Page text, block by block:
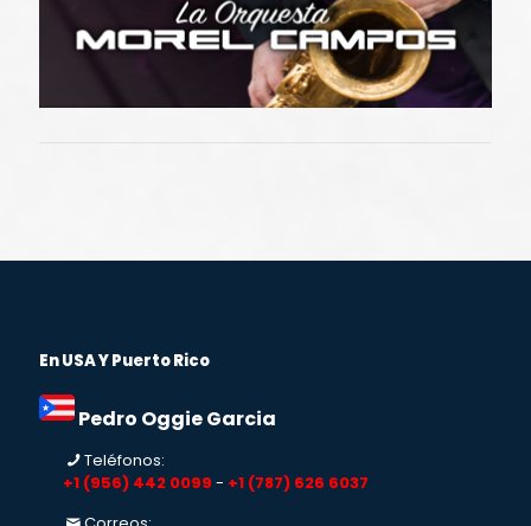
En USA Y Puerto Rico
Pedro Oggie Garcia
Teléfonos:
+1 (956) 442 0099 - +1 (787) 626 6037